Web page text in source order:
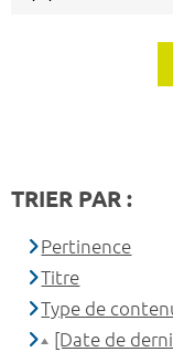
TRIER PAR :
Pertinence
Titre
Type de
[Date de